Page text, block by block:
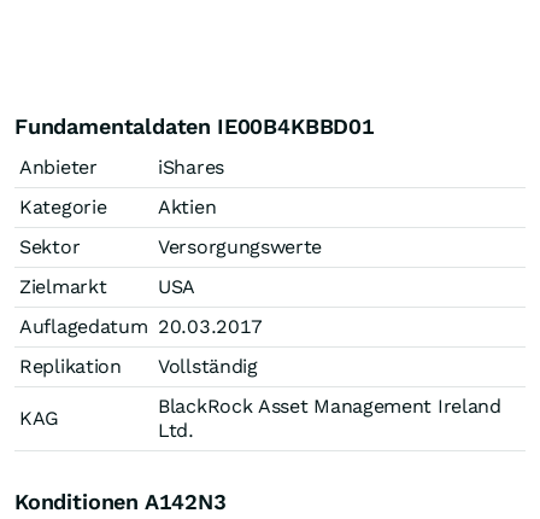
Fundamentaldaten IE00B4KBBD01
Anbieter
iShares
Kategorie
Aktien
Sektor
Versorgungswerte
Zielmarkt
USA
Auflagedatum 20.03.2017
Replikation
Vollständig
KAG
BlackRock Asset Management Ireland
Ltd.
Konditionen A142N3